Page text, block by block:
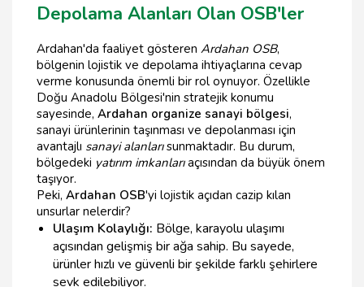
Depolama Alanları Olan OSB'ler
Ardahan'da faaliyet gösteren Ardahan OSB,
bölgenin lojistik ve depolama ihtiyaçlarına cevap
verme konusunda önemli bir rol oynuyor. Özellikle
Doğu Anadolu Bölgesi'nin stratejik konumu
sayesinde, Ardahan organize sanayi bölgesi,
sanayi ürünlerinin taşınması ve depolanması için
avantajlı sanayi alanlarısunmaktadır. Bu durum,
bölgedeki yatırım imkanlarıaçısından da büyük önem
taşıyor.
Peki, Ardahan OSB'yi lojistik açıdan cazip kılan
unsurlar nelerdir?
Ulaşım Kolaylığı: Bölge, karayolu ulaşımı
açısından gelişmiş bir ağa sahip. Bu sayede,
ürünler hızlı ve güvenli bir şekilde farklı şehirlere
sevk edilebiliyor.